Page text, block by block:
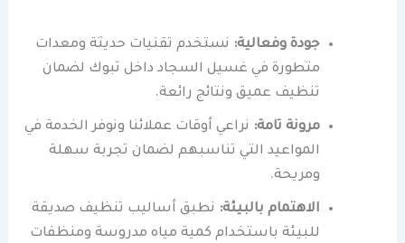
جودة وفعالية: نستخدم تقنيات حديثة ومعدات
متطورة في غسيل السجاد داخل تبوك لضمان
تنظيف عميق ونتائج رائعة.
مرونة تامة: نراعي أوقات عملائنا ونوفر الخدمة في
المواعيد التي تناسبهم لضمان تجربة سهلة
ومريحة.
الاهتمام بالبيئة: نطبق أساليب تنظيف صديقة
للبيئة باستخدام كمية مياه مدروسة ومنظفات